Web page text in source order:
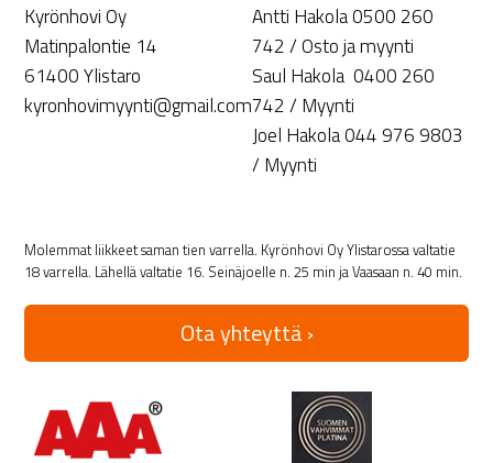
Kyrönhovi Oy
Matinpalontie 14
61400 Ylistaro
kyronhovimyynti@gmail.com
Antti Hakola 0500 260
742 / Osto ja myynti
Saul Hakola 0400 260
742 / Myynti
Joel Hakola 044 976 9803
/ Myynti
Molemmat liikkeet saman tien varrella. Kyrönhovi Oy Ylistarossa valtatie
18 varrella. Lähellä valtatie 16. Seinäjoelle n. 25 min ja Vaasaan n. 40 min.
Ota yhteyttä ›